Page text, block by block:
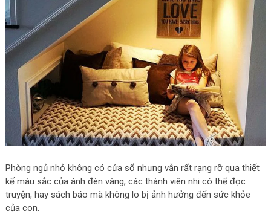
Phòng ngủ nhỏ không có cửa sổ nhưng vẫn rất rạng rỡ qua thiết
kế màu sắc của ánh đèn vàng, các thành viên nhi có thể đọc
truyện, hay sách báo mà không lo bị ảnh hưởng đến sức khỏe
của con.